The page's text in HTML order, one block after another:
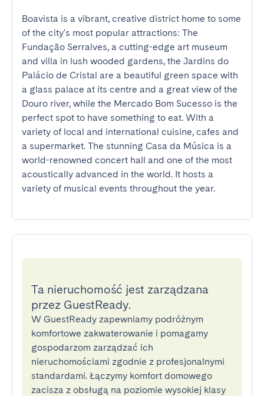
Boavista is a vibrant, creative district home to some
of the city's most popular attractions: The
Fundação Serralves, a cutting-edge art museum
and villa in lush wooded gardens, the Jardins do
Palácio de Cristal are a beautiful green space with
a glass palace at its centre and a great view of the
Douro river, while the Mercado Bom Sucesso is the
perfect spot to have something to eat. With a
variety of local and international cuisine, cafes and
a supermarket. The stunning Casa da Música is a
world-renowned concert hall and one of the most
acoustically advanced in the world. It hosts a
variety of musical events throughout the year.
Ta nieruchomość jest zarządzana
przez GuestReady.
W GuestReady zapewniamy podróżnym
komfortowe zakwaterowanie i pomagamy
gospodarzom zarządzać ich
nieruchomościami zgodnie z profesjonalnymi
standardami. Łączymy komfort domowego
zacisza z obsługą na poziomie wysokiej klasy